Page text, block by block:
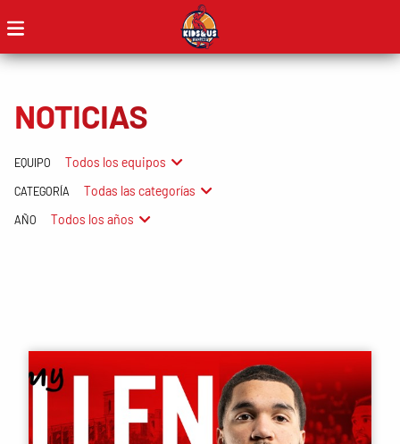
NOTICIAS
EQUIPO Todos los equipos
CATEGORÍA Todas las categorías
AÑO Todos los años